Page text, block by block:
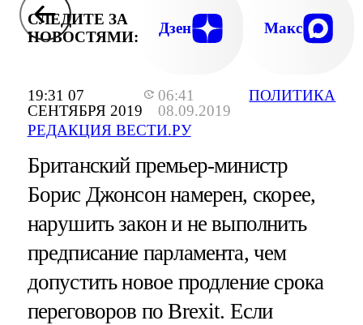
19:31 07
СЕНТЯБРЯ 2019
06:41
08.09.2019
РЕДАКЦИЯ ВЕСТИ.РУ
ПОЛИТИКА
СЛЕДИТЕ ЗА
НОВОСТЯМИ:
Дзен Макс
Британский премьер-министр
Борис Джонсон намерен, скорее,
нарушить закон и не выполнить
предписание парламента, чем
допустить новое продление срока
переговоров по Brexit. Если